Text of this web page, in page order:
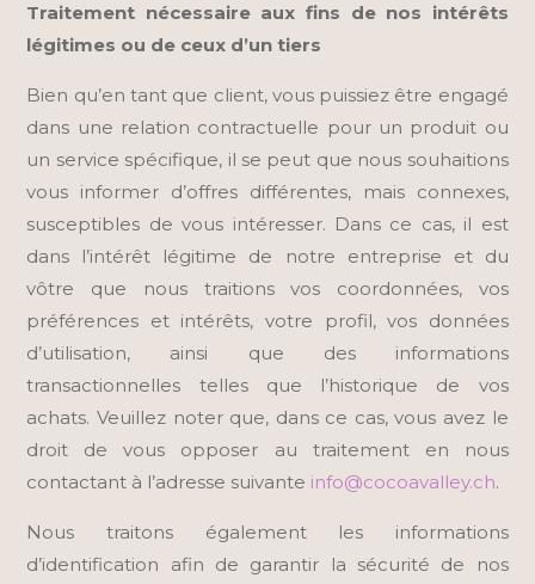
Traitement nécessaire aux fins de nos intérêts
légitimes ou de ceux d’un tiers
Bien qu’en tant que client, vous puissiez être engagé
dans une relation contractuelle pour un produit ou
un service spécifique, il se peut que nous souhaitions
vous informer d’offres différentes, mais connexes,
susceptibles de vous intéresser. Dans ce cas, il est
dans l’intérêt légitime de notre entreprise et du
vôtre que nous traitions vos coordonnées, vos
préférences et intérêts, votre profil, vos données
d’utilisation, ainsi que des informations
transactionnelles telles que l’historique de vos
achats. Veuillez noter que, dans ce cas, vous avez le
droit de vous opposer au traitement en nous
contactant à l’adresse suivante info@cocoavalley.ch.
Nous traitons également les informations
d’identification afin de garantir la sécurité de nos